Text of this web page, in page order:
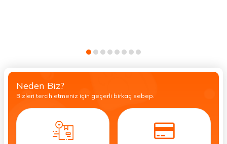
Neden Biz?
Bizleri tercih etmeniz için geçerli birkaç sebep.